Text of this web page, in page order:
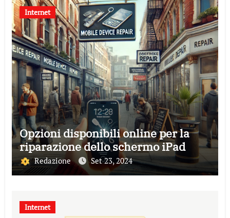
Internet
Opzioni disponibili online per la
riparazione dello schermo iPad
Redazione Set 23, 2024
Internet